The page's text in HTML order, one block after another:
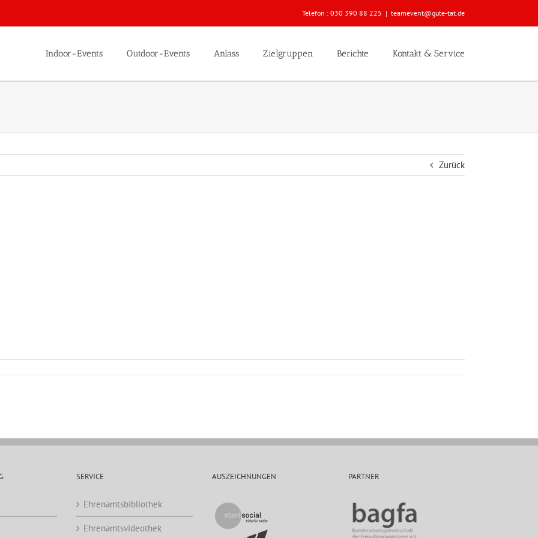
Telefon : 030 390 88 225 | teamevent@gute-tat.de
Indoor-Events Outdoor-Events Anlass Zielgruppen Berichte Kontakt & Service
Zurück
SERVICE
Ehrenamtsbibliothek
Ehrenamtsvideothek
AUSZEICHNUNGEN PARTNER